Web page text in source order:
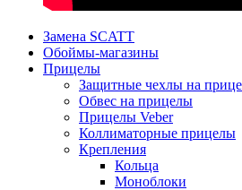
Замена SCATT
Обоймы-магазины
Прицелы
Защитные чехлы на
Обвес на прицелы
Прицелы Veber
Коллиматорные прицелы
Крепления
Кольца
Моноблоки